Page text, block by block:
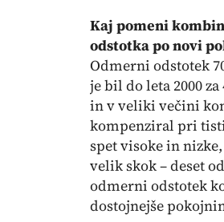
Kaj pomeni
odstotka po novi
Odmerni odstotek
je bil do leta 2000
in v veliki večini
kompenziral pri
spet visoke in
velik skok – deset
odmerni odstotek
dostojnejše